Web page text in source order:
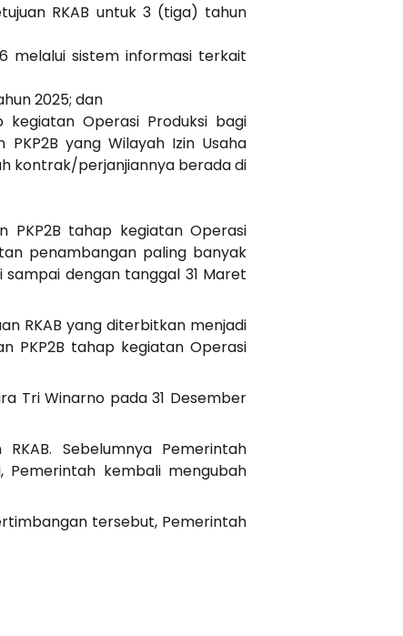
RKAB untuk 3 (tiga) tahun
melalui sistem informasi terkait
2025; dan
kegiatan Operasi Produksi bagi
yang Wilayah Izin Usaha
kontrak/perjanjiannya berada di
PKP2B tahap kegiatan Operasi
penambangan paling banyak
dengan tanggal 31 Maret
RKAB yang diterbitkan menjadi
PKP2B tahap kegiatan Operasi
Tri Winarno pada 31 Desember
Sebelumnya Pemerintah
Pemerintah kembali mengubah
tersebut, Pemerintah